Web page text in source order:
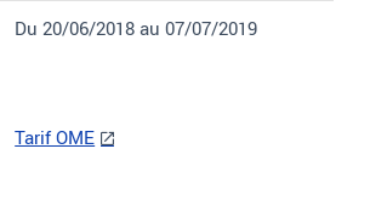
Du 20/06/2018 au 07/07/2019
Tarif OME